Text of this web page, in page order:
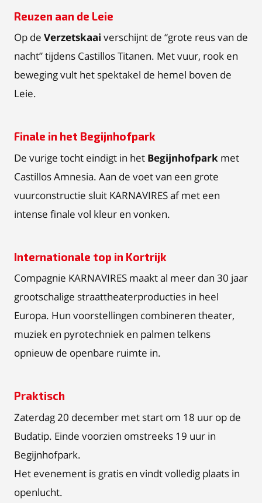
Reuzen aan de Leie
Op de Verzetskaai verschijnt de “grote reus van de
nacht” tijdens Castillos Titanen. Met vuur, rook en
beweging vult het spektakel de hemel boven de
Leie.
Finale in het Begijnhofpark
De vurige tocht eindigt in het Begijnhofpark met
Castillos Amnesia. Aan de voet van een grote
vuurconstructie sluit KARNAVIRES af met een
intense finale vol kleur en vonken.
Internationale top in Kortrijk
Compagnie KARNAVIRES maakt al meer dan 30 jaar
grootschalige straattheaterproducties in heel
Europa. Hun voorstellingen combineren theater,
muziek en pyrotechniek en palmen telkens
opnieuw de openbare ruimte in.
Praktisch
Zaterdag 20 december met start om 18 uur op de
Budatip. Einde voorzien omstreeks 19 uur in
Begijnhofpark.
Het evenement is gratis en vindt volledig plaats in
openlucht.